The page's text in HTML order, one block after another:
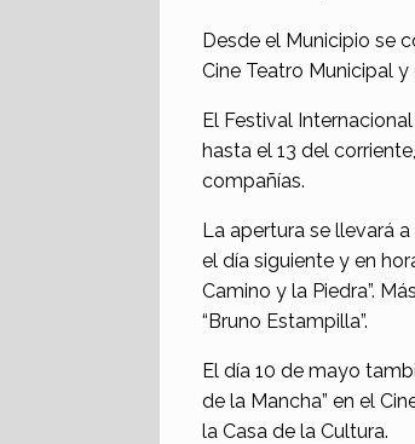
Desde el Municipio se
Cine Teatro Municipal
El Festival
hasta el 13 del
compañías.
La apertura se llevará
el día siguiente y en
Camino y la Piedra”.
“Bruno Estampilla”.
El día 10 de mayo
de la Mancha” en el
la Casa de la Cultura.